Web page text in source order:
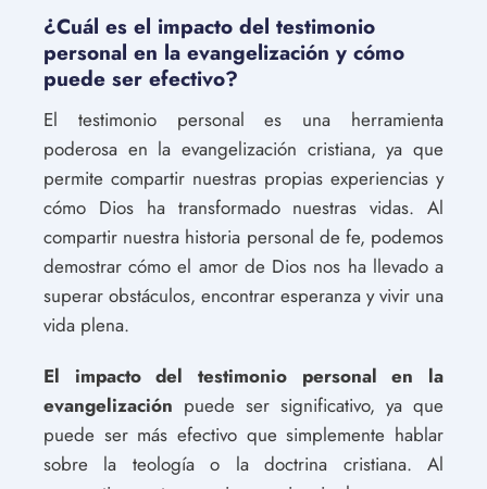
¿Cuál es el impacto del testimonio
personal en la evangelización y cómo
puede ser efectivo?
El testimonio personal es una herramienta
poderosa en la evangelización cristiana, ya que
permite compartir nuestras propias experiencias y
cómo Dios ha transformado nuestras vidas. Al
compartir nuestra historia personal de fe, podemos
demostrar cómo el amor de Dios nos ha llevado a
superar obstáculos, encontrar esperanza y vivir una
vida plena.
El impacto del testimonio personal en la
evangelización puede ser significativo, ya que
puede ser más efectivo que simplemente hablar
sobre la teología o la doctrina cristiana. Al